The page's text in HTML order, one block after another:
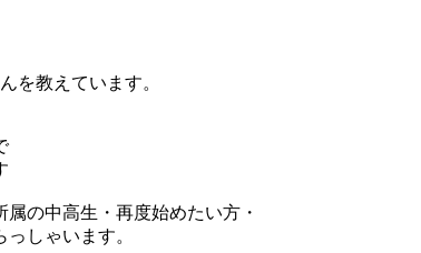
を教えています。
の中高生・再度始めたい方・
しゃいます。